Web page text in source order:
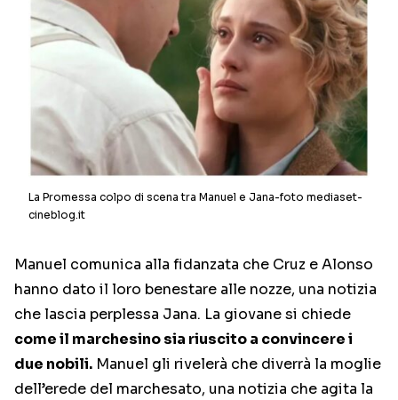
La Promessa colpo di scena tra Manuel e Jana-foto mediaset-
cineblog.it
Manuel comunica alla fidanzata che Cruz e Alonso
hanno dato il loro benestare alle nozze, una notizia
che lascia perplessa Jana. La giovane si chiede
come il marchesino sia riuscito a convincere i
due nobili. Manuel gli rivelerà che diverrà la moglie
dell’erede del marchesato, una notizia che agita la